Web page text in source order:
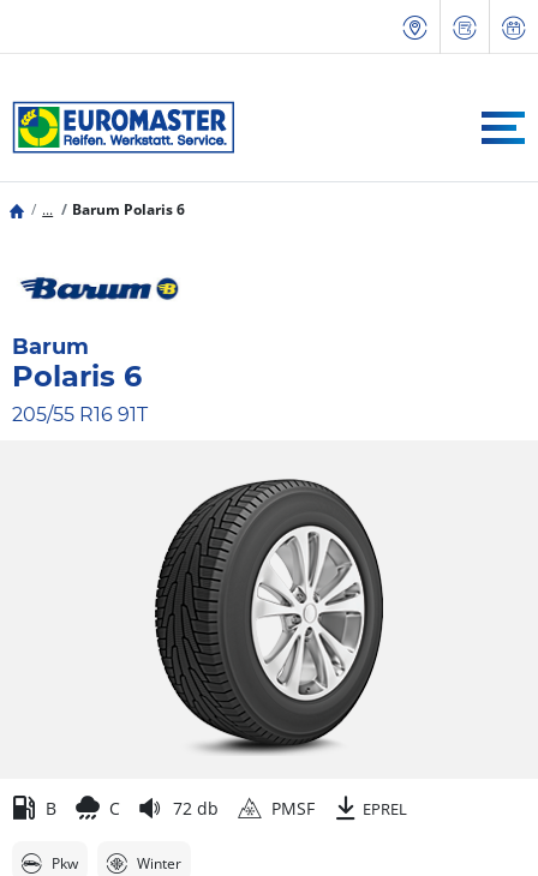
... Barum Polaris 6
Barum
Polaris 6
205/55 R16 91T
B C 72 db PMSF EPREL
Pkw Winter